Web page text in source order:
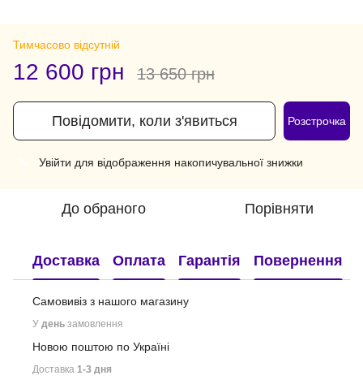
Тимчасово відсутній
12 600 грн 13 650 грн
Повідомити, коли з'явиться Розстрочка
Увійти для відображення накопичувальної знижки
До обраного Порівняти
Доставка Оплата Гарантія Повернення
Самовивіз з нашого магазину
У день замовлення
Новою поштою по Україні
Доставка 1-3 дня